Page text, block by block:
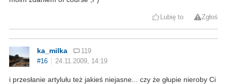
Lubię to Zgłoś
ka_milka
119
#16
24.11.2009, 14:19
i przesłanie artylułu też jakieś niejasne... czy że głupie nieroby Ci